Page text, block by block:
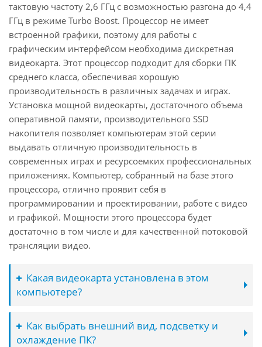
тактовую частоту 2,6 ГГц с возможностью разгона до 4,4
ГГц в режиме Turbo Boost. Процессор не имеет
встроенной графики, поэтому для работы с
графическим интерфейсом необходима дискретная
видеокарта. Этот процессор подходит для сборки ПК
среднего класса, обеспечивая хорошую
производительность в различных задачах и играх.
Установка мощной видеокарты, достаточного объема
оперативной памяти, производительного SSD
накопителя позволяет компьютерам этой серии
выдавать отличную производительность в
современных играх и ресурсоемких профессиональных
приложениях. Компьютер, собранный на базе этого
процессора, отлично проявит себя в
программировании и проектировании, работе с видео
и графикой. Мощности этого процессора будет
достаточно в том числе и для качественной потоковой
трансляции видео.
Какая видеокарта установлена в этом
компьютере?
Как выбрать внешний вид, подсветку и
охлаждение ПК?